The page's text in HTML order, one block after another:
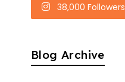
38,000 Followers
Blog Archive